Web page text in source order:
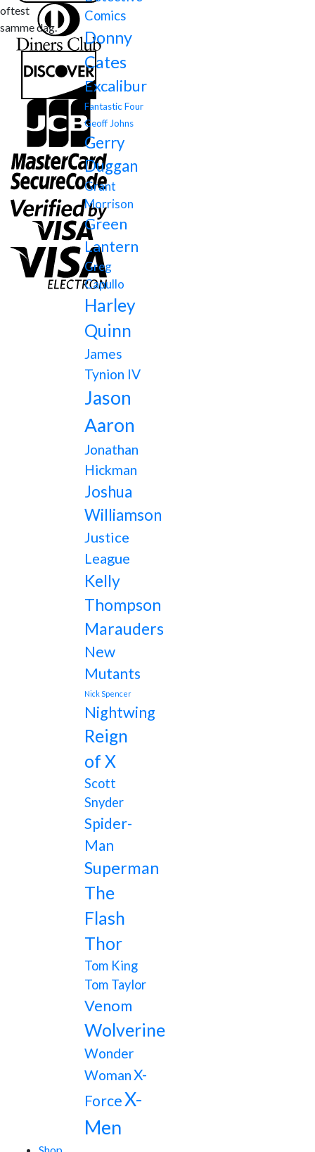
oftest
samme dag.
Comics
Donny
Cates
Excalibur
Fantastic Four
Geoff Johns
Gerry
Duggan
Grant
Morrison
Green
Lantern
Greg
Capullo
Harley
Quinn
James
Tynion IV
Jason
Aaron
Jonathan
Hickman
Joshua
Williamson
Justice
League
Kelly
Thompson
Marauders
New
Mutants
Nick Spencer
Nightwing
Reign
of X
Scott
Snyder
Spider-
Man
Superman
The
Flash
Thor
Tom King
Tom Taylor
Venom
Wolverine
Wonder
WomanX-
ForceX-
Men